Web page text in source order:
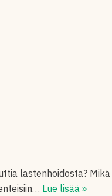
lastenhoidosta?
Lue lisää »